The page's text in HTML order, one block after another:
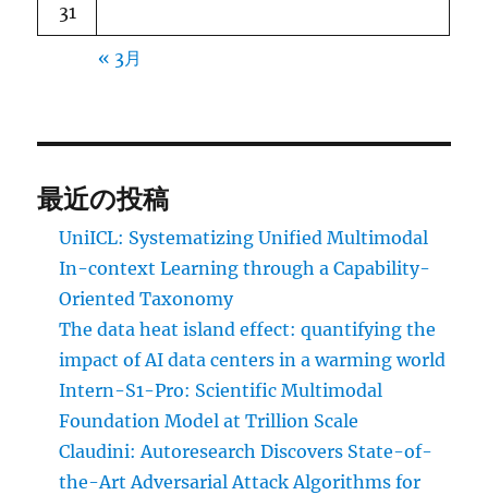
31
« 3月
最近の投稿
UniICL: Systematizing Unified Multimodal
In-context Learning through a Capability-
Oriented Taxonomy
The data heat island effect: quantifying the
impact of AI data centers in a warming world
Intern-S1-Pro: Scientific Multimodal
Foundation Model at Trillion Scale
Claudini: Autoresearch Discovers State-of-
the-Art Adversarial Attack Algorithms for